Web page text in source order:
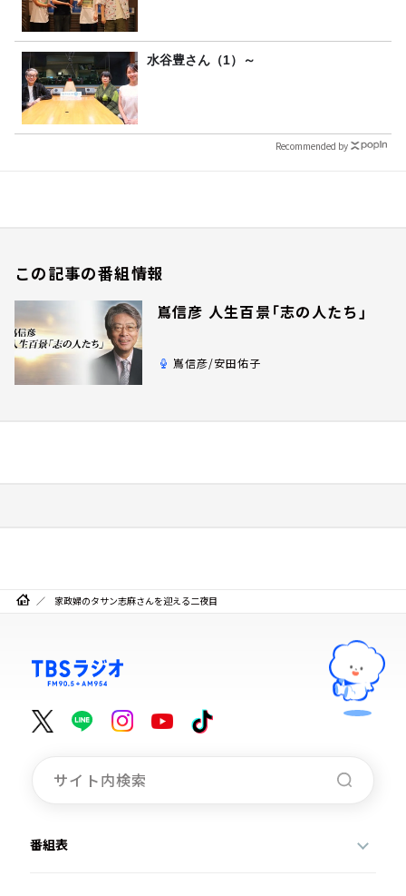
水谷豊さん（1）～
Recommended by
この記事の番組情報
嶌信彦 人生百景「志の人たち」
嶌信彦/安田佑子
家政婦のタサン志麻さんを迎える二夜目
番組表